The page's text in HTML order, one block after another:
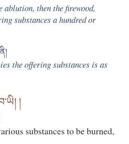
then the firewood,
substances a hundred or
the offering substances is as
།
substances to be burned,